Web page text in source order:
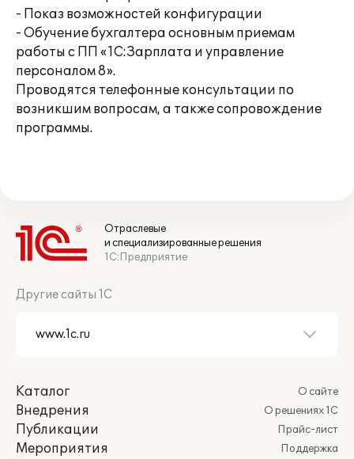
- Показ возможностей конфигурации
- Обучение бухгалтера основным приемам
работы с ПП «1С:Зарплата и управление
персоналом 8».
Проводятся телефонные консультации по
возникшим вопросам, а также сопровождение
программы.
Отраслевые
и специализированные решения
1С:Предприятие
Другие сайты 1С
Каталог
Внедрения
Публикации
Мероприятия
О сайте
О решениях 1С
Прайс-лист
Поддержка